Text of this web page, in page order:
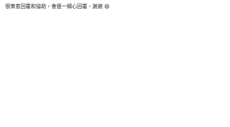
很樂意回覆和恊助，會逐一細心回覆，謝謝 😄